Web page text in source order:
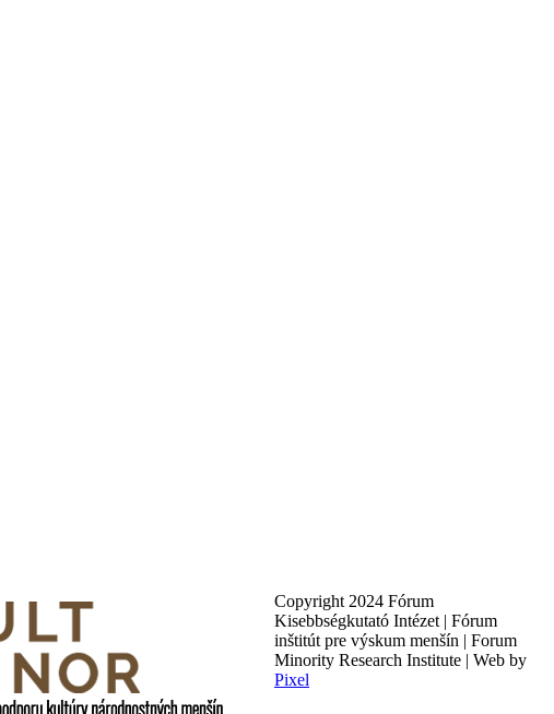
Copyright 2024 Fórum
Kisebbségkutató Intézet | Fórum
inštitút pre výskum menšín | Forum
Minority Research Institute | Web by
Pixel